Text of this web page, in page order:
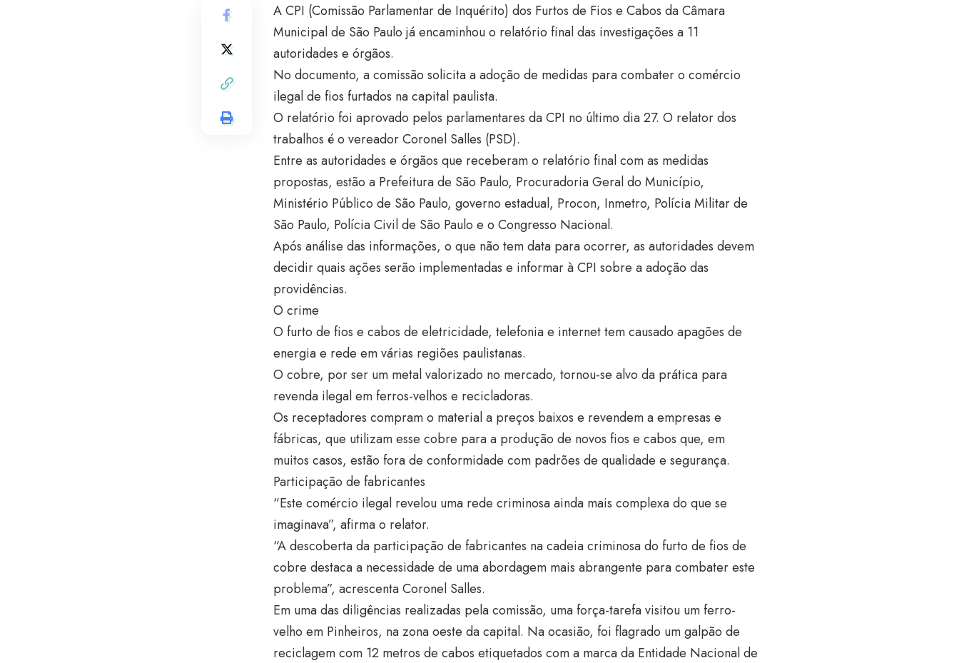
A CPI (Comissão Parlamentar de Inquérito) dos Furtos de Fios e Cabos da Câmara
Municipal de São Paulo já encaminhou o relatório final das investigações a 11
autoridades e órgãos.
No documento, a comissão solicita a adoção de medidas para combater o comércio
ilegal de fios furtados na capital paulista.
O relatório foi aprovado pelos parlamentares da CPI no último dia 27. O relator dos
trabalhos é o vereador Coronel Salles (PSD).
Entre as autoridades e órgãos que receberam o relatório final com as medidas
propostas, estão a Prefeitura de São Paulo, Procuradoria Geral do Município,
Ministério Público de São Paulo, governo estadual, Procon, Inmetro, Polícia Militar de
São Paulo, Polícia Civil de São Paulo e o Congresso Nacional.
Após análise das informações, o que não tem data para ocorrer, as autoridades devem
decidir quais ações serão implementadas e informar à CPI sobre a adoção das
providências.
O crime
O furto de fios e cabos de eletricidade, telefonia e internet tem causado apagões de
energia e rede em várias regiões paulistanas.
O cobre, por ser um metal valorizado no mercado, tornou-se alvo da prática para
revenda ilegal em ferros-velhos e recicladoras.
Os receptadores compram o material a preços baixos e revendem a empresas e
fábricas, que utilizam esse cobre para a produção de novos fios e cabos que, em
muitos casos, estão fora de conformidade com padrões de qualidade e segurança.
Participação de fabricantes
“Este comércio ilegal revelou uma rede criminosa ainda mais complexa do que se
imaginava”, afirma o relator.
“A descoberta da participação de fabricantes na cadeia criminosa do furto de fios de
cobre destaca a necessidade de uma abordagem mais abrangente para combater este
problema”, acrescenta Coronel Salles.
Em uma das diligências realizadas pela comissão, uma força-tarefa visitou um ferro-
velho em Pinheiros, na zona oeste da capital. Na ocasião, foi flagrado um galpão de
reciclagem com 12 metros de cabos etiquetados com a marca da Entidade Nacional de